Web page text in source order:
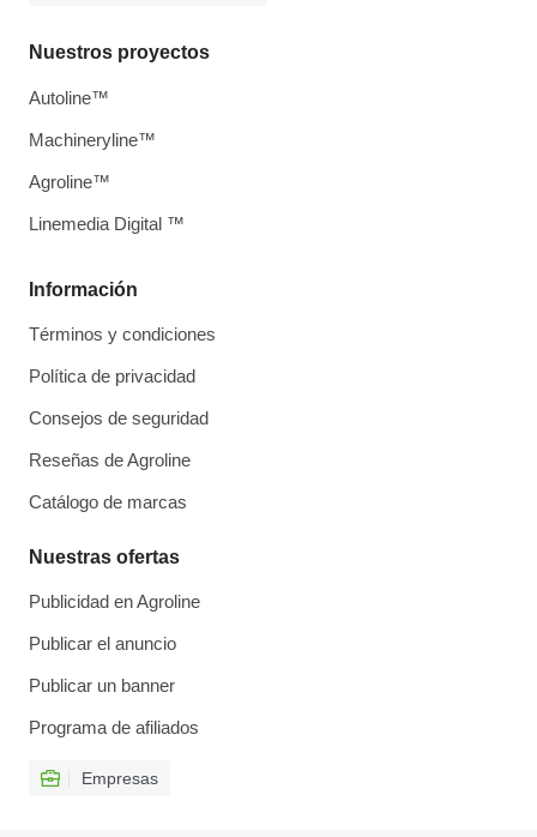
Información
Términos y condiciones
Política de privacidad
Consejos de seguridad
Reseñas de Agroline
Catálogo de marcas
Nuestras ofertas
Publicidad en Agroline
Publicar el anuncio
Publicar un banner
Programa de afiliados
Empresas
Nuestros proyectos
Autoline™
Machineryline™
Agroline™
Linemedia Digital ™